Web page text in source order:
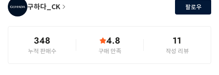
구하다_CK 팔로우
348
누적 판매수
4.8
구매 만족
11
작성 리뷰